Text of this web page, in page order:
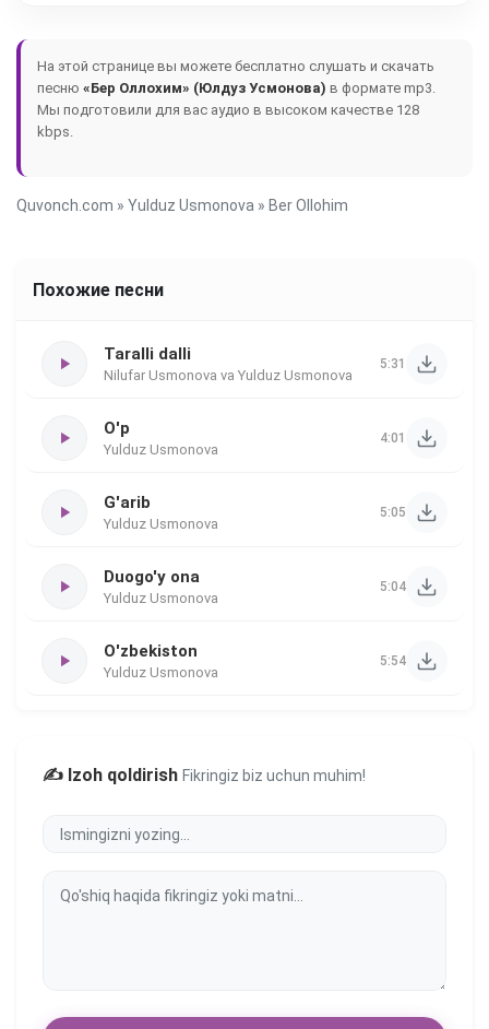
На этой странице вы можете бесплатно слушать и скачать
песню «Бер Оллохим» (Юлдуз Усмонова) в формате mp3.
Мы подготовили для вас аудио в высоком качестве 128
kbps.
Quvonch.com » Yulduz Usmonova » Ber Ollohim
Похожие песни
Taralli dalli
Nilufar Usmonova va Yulduz Usmonova
5:31
O'p
Yulduz Usmonova
4:01
G'arib
Yulduz Usmonova
5:05
Duogo'y ona
Yulduz Usmonova
5:04
O'zbekiston
Yulduz Usmonova
5:54
✍️ Izoh qoldirish Fikringiz biz uchun muhim!